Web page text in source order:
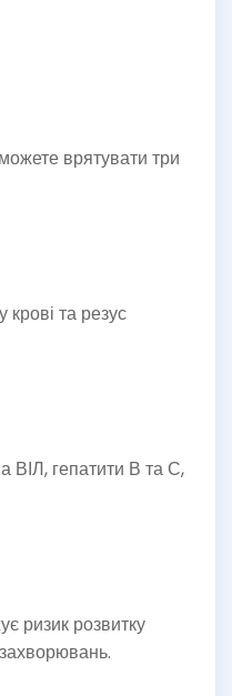
врятувати три
крові та резус
ВІЛ, гепатити В та С,
ризик розвитку